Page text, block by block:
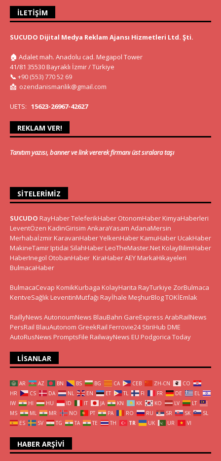
İLETIŞIM
SUCUDO Dijital Medya Reklam Ajansı Hizmetleri Ltd. Şti.
🏠 Adalet mah. Anadolu cad. Megapol Tower
41/81 35530 Bayraklı İzmir / Türkiye
📞 +90 (553) 770 52 69
📩 ozendanismanlik@gmail.com
UETS: 15623-26967-42627
REKLAM VER!
Tanıtım yazısı, banner ve link vererek firmanı üst sıralara taşı
SITELERIMIZ
SUCUDO RayHaberTeleferikHaber OtonomHaber KimyaHaberleri
LeventÖzen KadinGirisim AnkaraYasam AdanaMersin
Merhabaİzmir KaravanHaberYelkenHaber KamuHaber UcakHaber
MakineTamir Iptidai SilahHaber LeoTheMaster.Net KolayBilimHaber
HaberInegol OtobanHaber KiraHaberAEY MarkaHikayeleri
BulmacaHaber
BulmacaCevap KomikKurbaga KolayHarita RayTurkiye ZorBulmaca
KentveSağlık LeventinMutfağı Rayİhale MeşhurBlogTOKİEmlak
RaillyNews AutonoumNews BlauBahn GareExpress ArabRailNews
PersRail BlauAutonom GreekRail Ferrovie24 StiriHub DME
AutoRusNews PromptsFile RailwayNews EU Podgorica Today
LISANLAR
AR AZ BN BS BG CA CEB ZH-CN
CO
HR
CS DA NL EN ET TL FI FR DE
EL
IW
HI HU ID IT JA KN KK KO LV
LT
MS
ML MR NO PT PA RO RU SR SK
SL
ES
SV TG TA TE TH TR UK UR VI
HABER ARŞIVI